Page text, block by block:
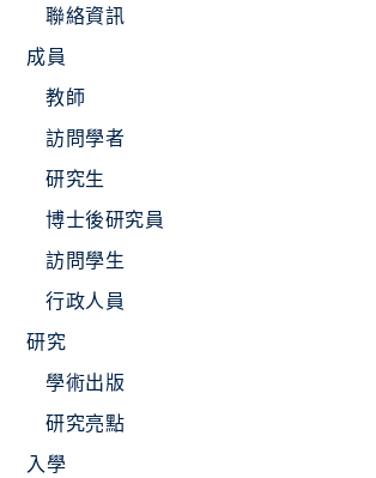
聯絡資訊
成員
教師
訪問學者
研究生
博士後研究員
訪問學生
行政人員
研究
學術出版
研究亮點
入學